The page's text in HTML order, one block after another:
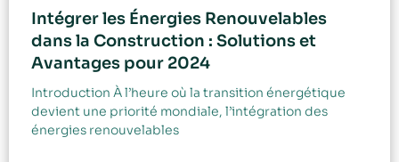
Intégrer les Énergies Renouvelables
dans la Construction : Solutions et
Avantages pour 2024
Introduction À l’heure où la transition énergétique
devient une priorité mondiale, l’intégration des
énergies renouvelables